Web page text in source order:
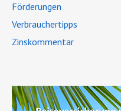
Förderungen
Verbrauchertipps
Zinskommentar